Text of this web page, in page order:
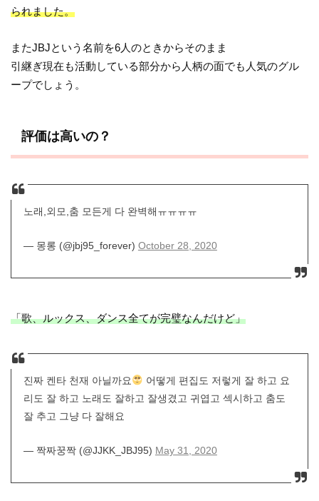
られました。
またJBJという名前を6人のときからそのまま
引継ぎ現在も活動している部分から人柄の面でも人気のグル
ープでしょう。
評価は高いの？
노래,외모,춤 모든게 다 완벽해ㅠㅠㅠㅠ
— 몽롱 (@jbj95_forever) October 28, 2020
「歌、ルックス、ダンス全てが完璧なんだけど」
진짜 켄타 천재 아닐까요
어떻게 편집도 저렇게 잘 하고 요
리도 잘 하고 노래도 잘하고 잘생겼고 귀엽고 섹시하고 춤도
잘 추고 그냥 다 잘해요
— 짝짜꿍짝 (@JJKK_JBJ95) May 31, 2020